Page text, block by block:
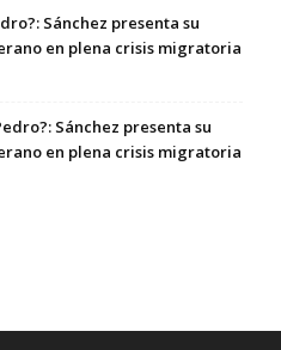
Sánchez presenta su
en plena crisis migratoria
Sánchez presenta su
en plena crisis migratoria